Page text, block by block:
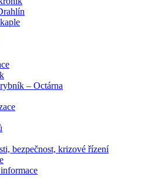
– Octárna
bezpečnost, krizové řízení